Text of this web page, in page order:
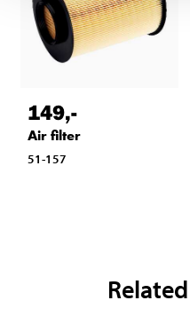
149,-
Air filter
51-157